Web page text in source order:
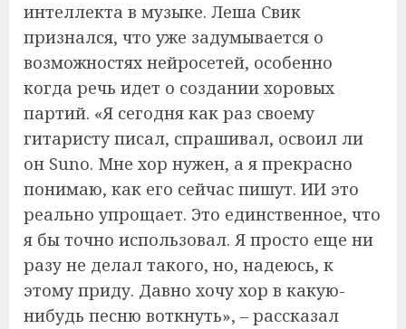
интеллекта в музыке. Леша Свик
признался, что уже задумывается о
возможностях нейросетей, особенно
когда речь идет о создании хоровых
партий. «Я сегодня как раз своему
гитаристу писал, спрашивал, освоил ли
он Suno. Мне хор нужен, а я прекрасно
понимаю, как его сейчас пишут. ИИ это
реально упрощает. Это единственное, что
я бы точно использовал. Я просто еще ни
разу не делал такого, но, надеюсь, к
этому приду. Давно хочу хор в какую-
нибудь песню воткнуть», – рассказал